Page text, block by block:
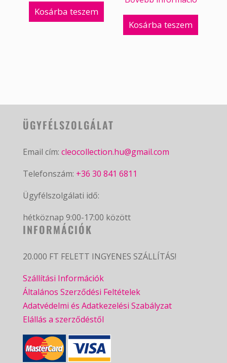
Kosárba teszem
Kosárba teszem
ÜGYFÉLSZOLGÁLAT
Email cím: cleocollection.hu@gmail.com
Telefonszám: +36 30 841 6811
Ügyfélszolgálati idő:
hétköznap 9:00-17:00 között
INFORMÁCIÓK
20.000 FT FELETT INGYENES SZÁLLÍTÁS!
Szállítási Információk
Általános Szerződési Feltételek
Adatvédelmi és Adatkezelési Szabályzat
Elállás a szerződéstől